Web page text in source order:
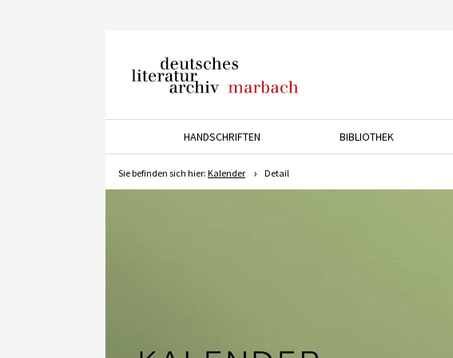
Marbach
HANDSCHRIFTEN
BIBLIOTHEK
Sie befinden sich hier: Kalender Detail